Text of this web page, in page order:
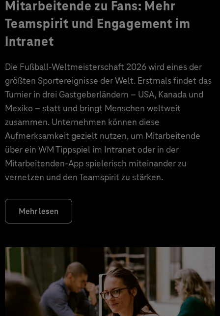
Mitarbeitende zu Fans: Mehr
Teamspirit und Engagement im
Intranet
Die Fußball-Weltmeisterschaft 2026 wird eines der
größten Sportereignisse der Welt. Erstmals findet das
Turnier in drei Gastgeberländern – USA, Kanada und
Mexiko – statt und bringt Menschen weltweit
zusammen. Unternehmen können diese
Aufmerksamkeit gezielt nutzen, um Mitarbeitende
über ein WM Tippspiel im Intranet oder in der
Mitarbeitenden-App spielerisch miteinander zu
vernetzen und den Teamspirit zu stärken.
Mehr lesen